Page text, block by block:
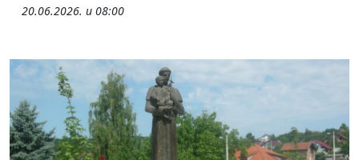
20.06.2026. u 08:00